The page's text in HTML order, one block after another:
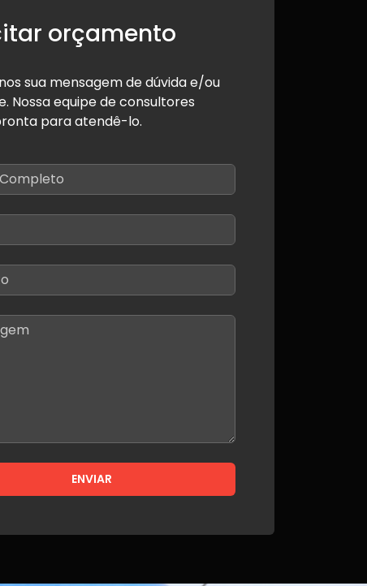
orçamento
sua mensagem de dúvida e/ou
Nossa equipe de consultores
para atendê-lo.
ENVIAR